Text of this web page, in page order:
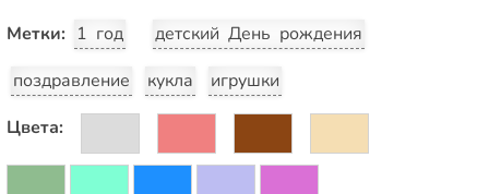
Метки: 1 год
детский День рождения
поздравление
кукла
игрушки
Цвета: